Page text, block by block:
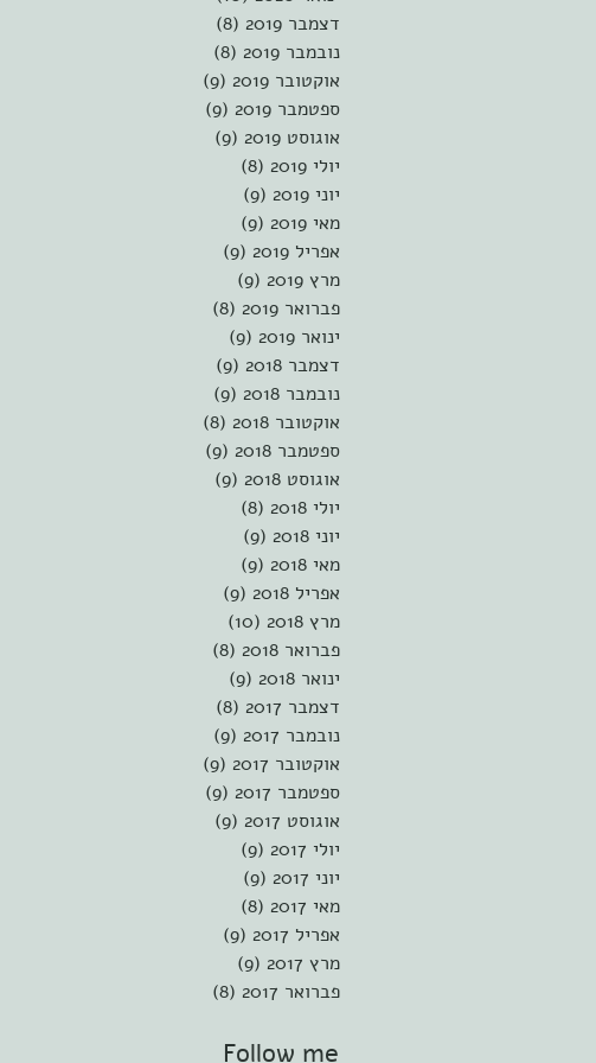
דצמבר 2019
(8)
נובמבר 2019
(8)
אוקטובר 2019
(9)
ספטמבר 2019
(9)
אוגוסט 2019
(9)
יולי 2019
(8)
יוני 2019
(9)
מאי 2019
(9)
אפריל 2019
(9)
מרץ 2019
(9)
פברואר 2019
(8)
ינואר 2019
(9)
דצמבר 2018
(9)
נובמבר 2018
(9)
אוקטובר 2018
(8)
ספטמבר 2018
(9)
אוגוסט 2018
(9)
יולי 2018
(8)
יוני 2018
(9)
מאי 2018
(9)
אפריל 2018
(9)
מרץ 2018
(10)
פברואר 2018
(8)
ינואר 2018
(9)
דצמבר 2017
(8)
נובמבר 2017
(9)
אוקטובר 2017
(9)
ספטמבר 2017
(9)
אוגוסט 2017
(9)
יולי 2017
(9)
יוני 2017
(9)
מאי 2017
(8)
אפריל 2017
(9)
מרץ 2017
(9)
פברואר 2017
(8)
Follow me